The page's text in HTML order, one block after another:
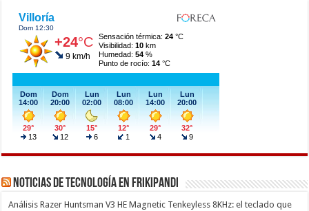
Noticias de Tecnología en Frikipandi
Análisis Razer Huntsman V3 HE Magnetic Tenkeyless 8KHz: el teclado que